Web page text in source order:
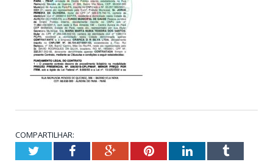
COMPARTILHAR:
TwitterFacebookGoogle+PinterestLinkedInTumblr